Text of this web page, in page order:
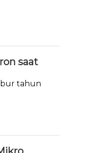
saat
tahun